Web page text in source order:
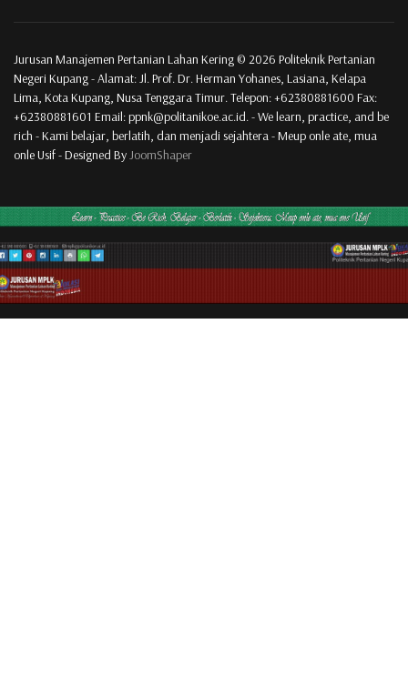
Kegiatan Penerapan Iptek Masyarakat di Naioni
More inPenelitian & Pengabdian
Jurusan Manajemen Pertanian Lahan Kering © 2026 Politeknik Pertanian
+62380881601 Email: ppnk@politanikoe.ac.id. - We learn, practice, and be
rich - Kami belajar, berlatih, dan menjadi sejahtera - Meup onle ate, mua
onle Usif - Designed By